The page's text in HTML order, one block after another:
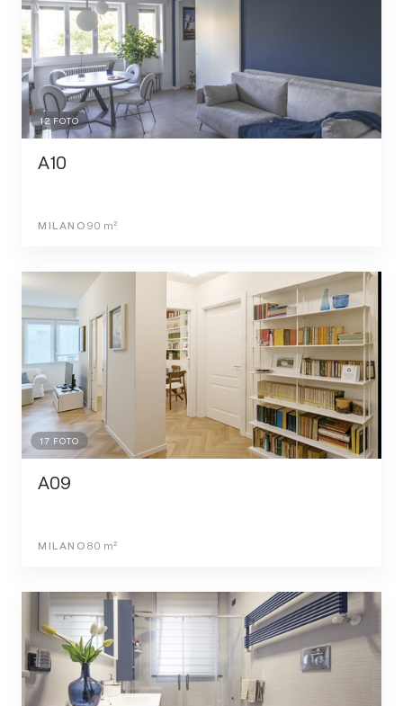
12FOTO
A10
MILANO 90 m²
17 FOTO
A09
MILANO 80 m²